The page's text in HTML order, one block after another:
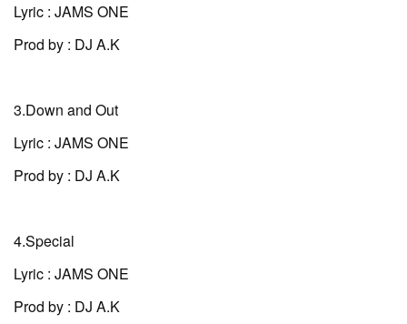
Lyric : JAMS ONE
Prod by : DJ A.K
3.Down and Out
Lyric : JAMS ONE
Prod by : DJ A.K
4.Special
Lyric : JAMS ONE
Prod by : DJ A.K